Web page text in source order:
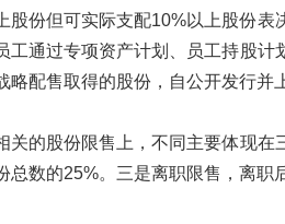
股份但可实际支配10%以上股份表
工通过专项资产计划、员工持股
略配售取得的股份，自公开发行并
关的股份限售上，不同主要体现
总数的25%。三是离职限售，离职